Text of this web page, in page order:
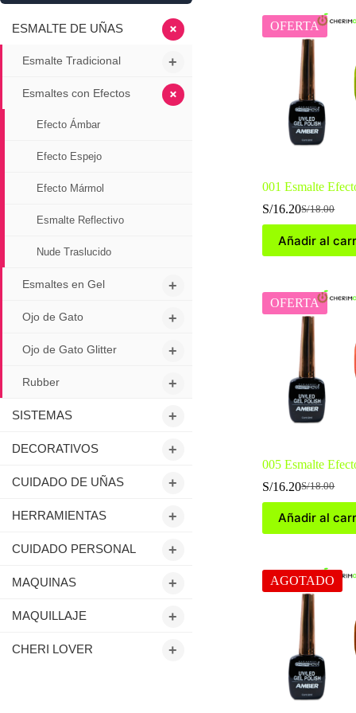
OFERTA
001 Esmalte
S/18.00
El
original
era:
S/16.20El
actual
es:
Añadir al
OFERTA
005 Esmalte
S/18.00
El
precio
original
era:
S/16.20El
precio
actual
es:
Añadir al
AGOTADO
+
ESMALTE DE UÑAS
+
Esmalte Tradicional
+
Esmaltes con Efectos
Efecto Ámbar
Efecto Espejo
Efecto Mármol
Esmalte Reflectivo
Nude Traslucido
+
Esmaltes en Gel
+
Ojo de Gato
+
Ojo de Gato Glitter
+
Rubber
+
SISTEMAS
+
DECORATIVOS
+
CUIDADO DE UÑAS
+
HERRAMIENTAS
+
CUIDADO PERSONAL
+
MAQUINAS
+
MAQUILLAJE
+
CHERI LOVER